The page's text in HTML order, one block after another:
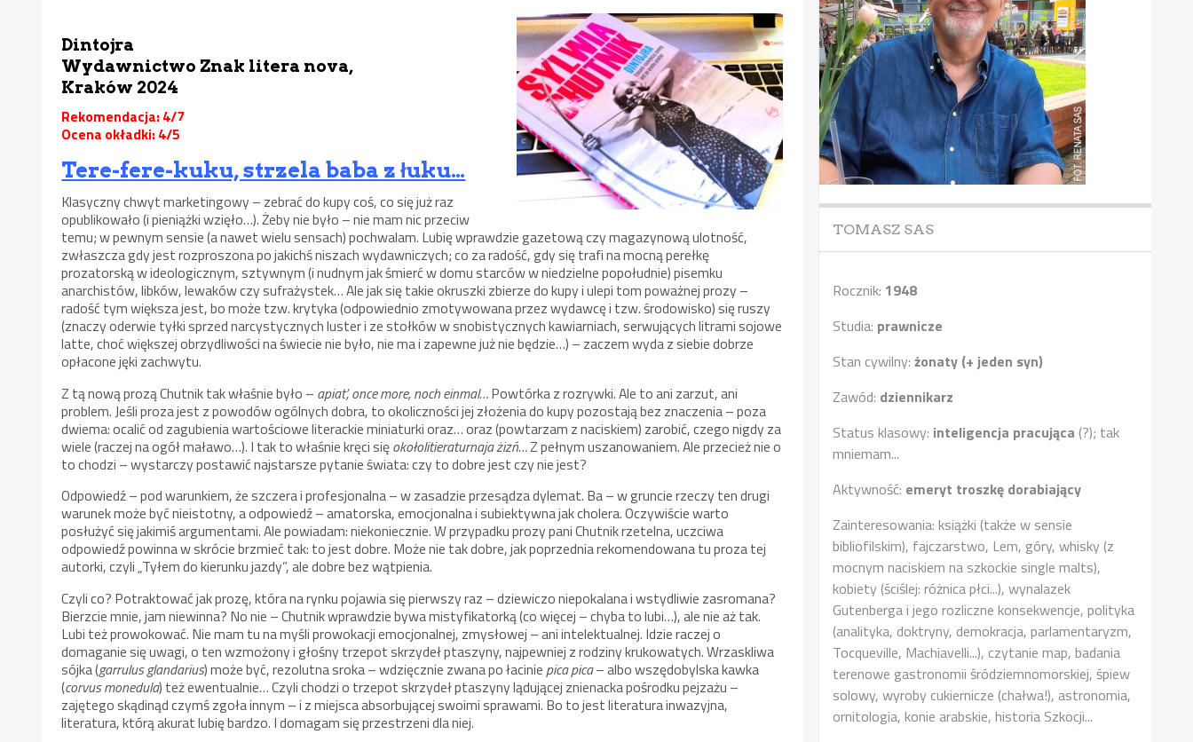
Dintojra
Wydawnictwo Znak litera nova,
Kraków 2024
Rekomendacja: 4/7
Ocena okładki: 4/5
Tere-fere-kuku, strzela baba z łuku…
Klasyczny chwyt marketingowy – zebrać do kupy coś, co się już raz
opublikowało (i pieniążki wzięło…). Żeby nie było – nie mam nic przeciw
temu; w pewnym sensie (a nawet wielu sensach) pochwalam. Lubię wprawdzie gazetową czy magazynową ulotność,
zwłaszcza gdy jest rozproszona po jakichś niszach wydawniczych; co za radość, gdy się trafi na mocną perełkę
prozatorską w ideologicznym, sztywnym (i nudnym jak śmierć w domu starców w niedzielne popołudnie) pisemku
anarchistów, libków, lewaków czy sufrażystek… Ale jak się takie okruszki zbierze do kupy i ulepi tom poważnej prozy –
radość tym większa jest, bo może tzw. krytyka (odpowiednio zmotywowana przez wydawcę i tzw. środowisko) się ruszy
(znaczy oderwie tyłki sprzed narcystycznych luster i ze stołków w snobistycznych kawiarniach, serwujących litrami sojowe
latte, choć większej obrzydliwości na świecie nie było, nie ma i zapewne już nie będzie…) – zaczem wyda z siebie dobrze
opłacone jęki zachwytu.
Z tą nową prozą Chutnik tak właśnie było – apiat’, once more, noch einmal…Powtórka z rozrywki. Ale to ani zarzut, ani
problem. Jeśli proza jest z powodów ogólnych dobra, to okoliczności jej złożenia do kupy pozostają bez znaczenia – poza
dwiema: ocalić od zagubienia wartościowe literackie miniaturki oraz… oraz (powtarzam z naciskiem) zarobić, czego nigdy za
wiele (raczej na ogół maławo…). I tak to właśnie kręci sięokołolitieraturnaja żizń…Z pełnym uszanowaniem. Ale przecież nie o
to chodzi – wystarczy postawić najstarsze pytanie świata: czy to dobre jest czy nie jest?
Odpowiedź – pod warunkiem, że szczera i profesjonalna – w zasadzie przesądza dylemat. Ba – w gruncie rzeczy ten drugi
warunek może być nieistotny, a odpowiedź – amatorska, emocjonalna i subiektywna jak cholera. Oczywiście warto
posłużyć się jakimiś argumentami. Ale powiadam: niekoniecznie. W przypadku prozy pani Chutnik rzetelna, uczciwa
odpowiedź powinna w skrócie brzmieć tak: to jest dobre. Może nie tak dobre, jak poprzednia rekomendowana tu proza tej
autorki, czyli „Tyłem do kierunku jazdy”, ale dobre bez wątpienia.
Czyli co? Potraktować jak prozę, która na rynku pojawia się pierwszy raz – dziewiczo niepokalana i wstydliwie zasromana?
Bierzcie mnie, jam niewinna? No nie – Chutnik wprawdzie bywa mistyfikatorką (co więcej – chyba to lubi…), ale nie aż tak.
Lubi też prowokować. Nie mam tu na myśli prowokacji emocjonalnej, zmysłowej – ani intelektualnej. Idzie raczej o
domaganie się uwagi, o ten wzmożony i głośny trzepot skrzydeł ptaszyny, najpewniej z rodziny krukowatych. Wrzaskliwa
sójka (garrulus glandarius) może być, rezolutna sroka – wdzięcznie zwana po łaciniepica pica– albo wszędobylska kawka
(corvus monedula) też ewentualnie… Czyli chodzi o trzepot skrzydeł ptaszyny lądującej znienacka pośrodku pejzażu –
zajętego skądinąd czymś zgoła innym – i z miejsca absorbującej swoimi sprawami. Bo to jest literatura inwazyjna,
literatura, którą akurat lubię bardzo. I domagam się przestrzeni dla niej.
TOMASZ SAS
Rocznik: 1948
Studia: prawnicze
Stan cywilny: żonaty (+ jeden syn)
Zawód: dziennikarz
Status klasowy: inteligencja pracująca (?); tak
mniemam...
Aktywność: emeryt troszkę dorabiający
Zainteresowania: książki (także w sensie
bibliofilskim), fajczarstwo, Lem, góry, whisky (z
mocnym naciskiem na szkockie single malts),
kobiety (ściślej: różnica płci...), wynalazek
Gutenberga i jego rozliczne konsekwencje, polityka
(analityka, doktryny, demokracja, parlamentaryzm,
Tocqueville, Machiavelli...), czytanie map, badania
terenowe gastronomii śródziemnomorskiej, śpiew
solowy, wyroby cukiernicze (chałwa!), astronomia,
ornitologia, konie arabskie, historia Szkocji...